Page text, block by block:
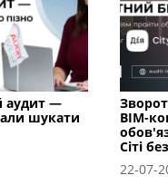
аудит —
шукати
BIM-
Сіті
22-07-